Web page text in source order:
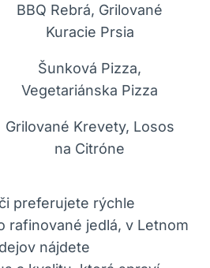
BBQ Rebrá, Grilované
Kuracie Prsia
Šunková Pizza,
Vegetariánska Pizza
Grilované Krevety, Losos
na Citróne
preferujete rýchle
rafinované jedlá, v Letnom
nájdete